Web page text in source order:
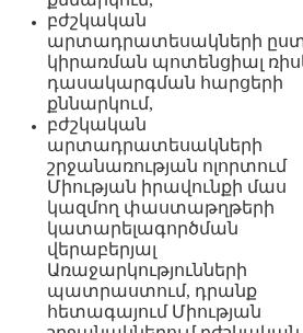
բժշկական
արտադրատեսակների
կիրառման պոտենցիալ
դասակարգման հարցերի
քննարկում,
բժշկական
արտադրատեսակների
շրջանառության ոլորտում
Միության իրավունքի մաս
կազմող փաստաթղթերի
կատարելագործման
վերաբերյալ
Առաջարկությունների
պատրաստում, դրանք
հետագայում Միության